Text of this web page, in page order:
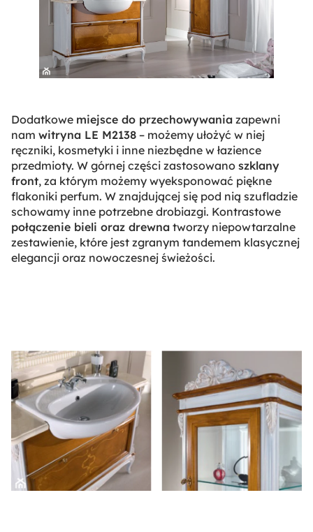
Dodatkowe miejsce do przechowywania zapewni
nam witryna LE M2138 – możemy ułożyć w niej
ręczniki, kosmetyki i inne niezbędne w łazience
przedmioty. W górnej części zastosowano szklany
front, za którym możemy wyeksponować piękne
flakoniki perfum. W znajdującej się pod nią szufladzie
schowamy inne potrzebne drobiazgi. Kontrastowe
połączenie bieli oraz drewna tworzy niepowtarzalne
zestawienie, które jest zgranym tandemem klasycznej
elegancji oraz nowoczesnej świeżości.